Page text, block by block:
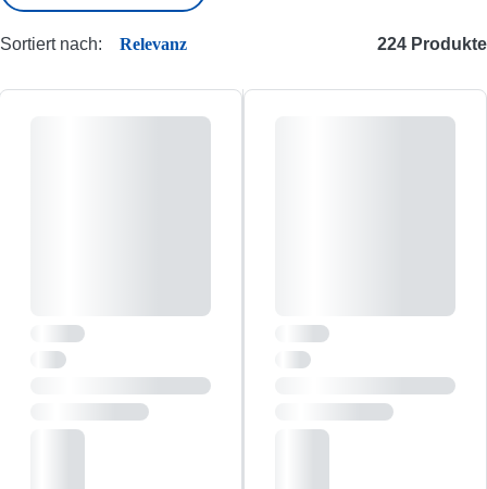
Sortiert nach: Relevanz 224 Produkte